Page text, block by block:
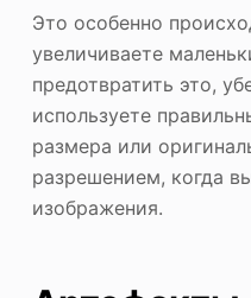
Это особенно
увеличиваете
предотвратить это,
используете
размера или
разрешением, когда
изображения.